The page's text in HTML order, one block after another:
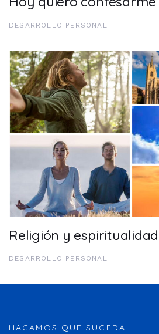
DESARROLLO PERSONAL
Religión y espiritualidad
DESARROLLO PERSONAL
HAGAMOS QUE SUCEDA